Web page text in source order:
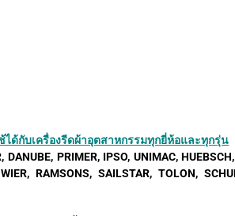
ได้กับเครื่องรีดผ้าอุตสาหกรรมทุกยี่ห้อและทุกรุ่น
PRIMER, IPSO, UNIMAC,
RAMSONS, SAILSTAR, TOLON,